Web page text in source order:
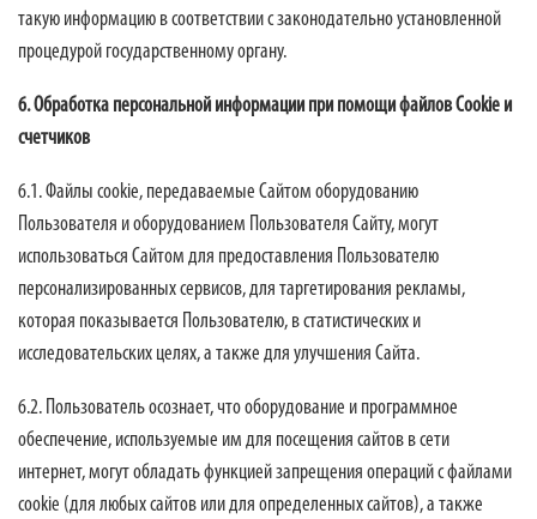
такую информацию в соответствии с законодательно установленной
процедурой государственному органу.
6. Обработка персональной информации при помощи файлов Cookie и
счетчиков
6.1. Файлы cookie, передаваемые Сайтом оборудованию
Пользователя и оборудованием Пользователя Сайту, могут
использоваться Сайтом для предоставления Пользователю
персонализированных сервисов, для таргетирования рекламы,
которая показывается Пользователю, в статистических и
исследовательских целях, а также для улучшения Сайта.
6.2. Пользователь осознает, что оборудование и программное
обеспечение, используемые им для посещения сайтов в сети
интернет, могут обладать функцией запрещения операций с файлами
cookie (для любых сайтов или для определенных сайтов), а также